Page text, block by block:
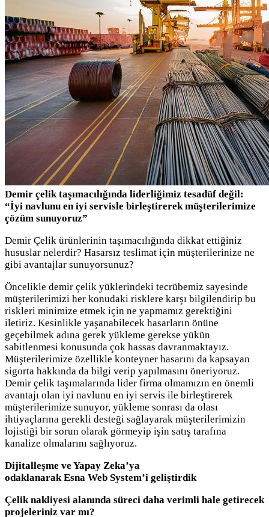
Demir çelik taşımacılığında liderliğimiz tesadüf değil:
“İyi navlunu en iyi servisle birleştirerek müşterilerimize
çözüm sunuyoruz”
Demir Çelik ürünlerinin taşımacılığında dikkat ettiğiniz
hususlar nelerdir? Hasarsız teslimat için müşterilerinize ne
gibi avantajlar sunuyorsunuz?
Öncelikle demir çelik yüklerindeki tecrübemiz sayesinde
müşterilerimizi her konudaki risklere karşı bilgilendirip bu
riskleri minimize etmek için ne yapmamız gerektiğini
iletiriz. Kesinlikle yaşanabilecek hasarların önüne
geçebilmek adına gerek yükleme gerekse yükün
sabitlenmesi konusunda çok hassas davranmaktayız.
Müşterilerimize özellikle konteyner hasarını da kapsayan
sigorta hakkında da bilgi verip yapılmasını öneriyoruz.
Demir çelik taşımalarında lider firma olmamızın en önemli
avantajı olan iyi navlunu en iyi servis ile birleştirerek
müşterilerimize sunuyor, yükleme sonrası da olası
ihtiyaçlarına gerekli desteği sağlayarak müşterilerimizin
lojistiği bir sorun olarak görmeyip işin satış tarafına
kanalize olmalarını sağlıyoruz.
Dijitalleşme ve Yapay Zeka’ya
odaklanarak Esna Web System’i geliştirdik
Çelik nakliyesi alanında süreci daha verimli hale getirecek
projeleriniz var mı?